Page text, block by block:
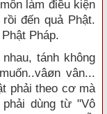
làm điều kiện
đến quả Phật.
Pháp.
tánh không
vân...
phải theo cơ mà
dùng từ "Vô